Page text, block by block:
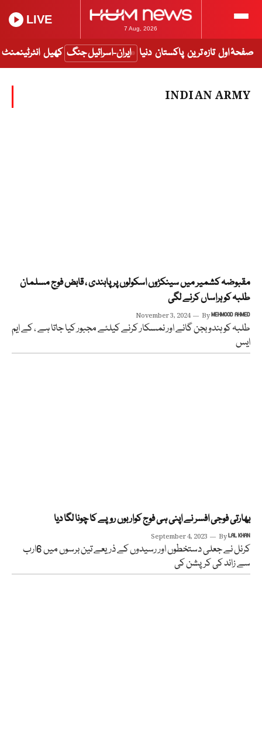
7 Aug, 2026
LIVE
صفحۂ اول تازہ ترین پاکستان دنیا ایران-اسرائیل جنگ کھیل انٹرٹینمنٹ
INDIAN ARMY
مقبوضہ کشمیر میں سینکڑوں اسکولوں پر پابندی ، قابض فوج مسلمان
طلبہ کو ہراساں کرنے لگی
November 3, 2024 ByMEHMOOD AHMED
طلبہ کو ہندو بجن گانے اور نمسکار کرنے کیلئے مجبور کیا جاتا ہے ، کے ایم
ایس
بھارتی فوجی افسر نے اپنی ہی فوج کواربوں روپے کا چونا لگا دیا
September 4, 2023 ByLAL KHAN
کرنل نے جعلی دستخطوں اور رسیدوں کے ذریعے تین برسوں میں 6ارب
سے زائد کی کرپشن کی